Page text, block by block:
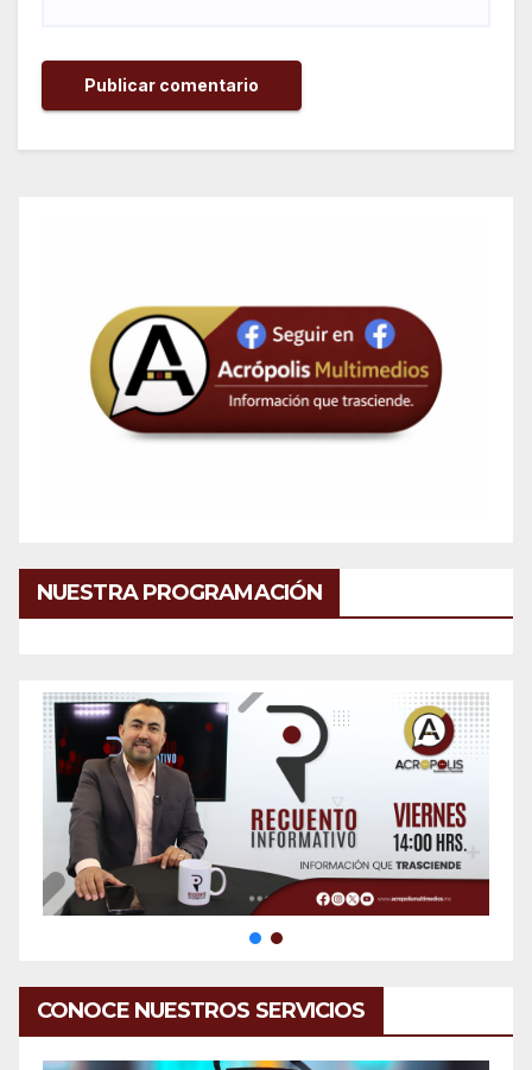
NUESTRA PROGRAMACIÓN
CONOCE NUESTROS SERVICIOS